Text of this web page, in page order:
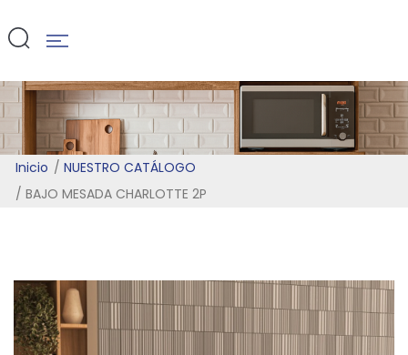
Inicio
NUESTRO CATÁLOGO
BAJO MESADA CHARLOTTE 2P